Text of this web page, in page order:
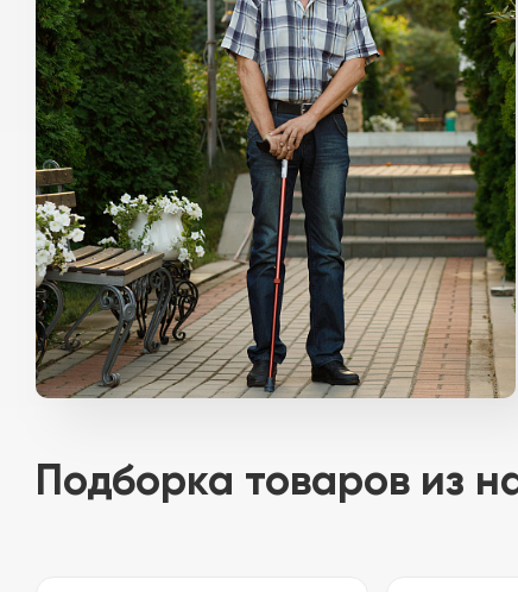
Подборка товаров из